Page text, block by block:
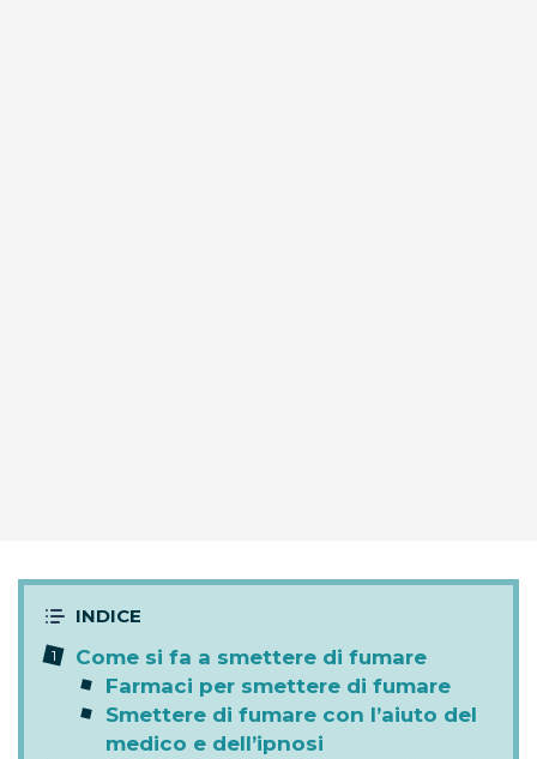
Come si fa a smettere di fumare
Farmaci per smettere di fumare
Smettere di fumare con l’aiuto del
medico e dell’ipnosi